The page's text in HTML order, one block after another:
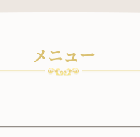
メニュー